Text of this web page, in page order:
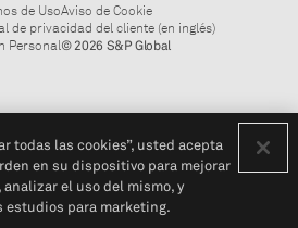
de UsoAviso de Cookie
de privacidad del cliente (en inglés)
Personal© 2026 S&P Global
todas las cookies”, usted acepta
en su dispositivo para mejorar
el uso del mismo, y
estudios para marketing.